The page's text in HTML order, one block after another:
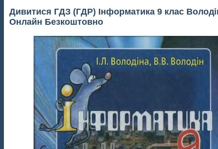
Дивитися ГДЗ (ГДР) Інформатика 9 клас
Онлайн Безкоштовно